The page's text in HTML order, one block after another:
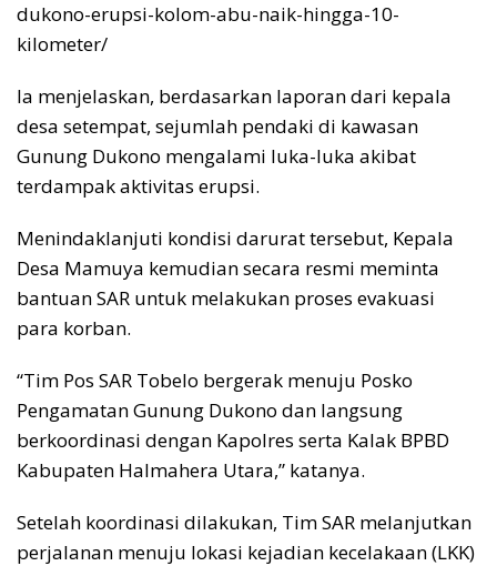
dukono-erupsi-kolom-abu-naik-hingga-10-
kilometer/
Ia menjelaskan, berdasarkan laporan dari kepala
desa setempat, sejumlah pendaki di kawasan
Gunung Dukono mengalami luka-luka akibat
terdampak aktivitas erupsi.
Menindaklanjuti kondisi darurat tersebut, Kepala
Desa Mamuya kemudian secara resmi meminta
bantuan SAR untuk melakukan proses evakuasi
para korban.
“Tim Pos SAR Tobelo bergerak menuju Posko
Pengamatan Gunung Dukono dan langsung
berkoordinasi dengan Kapolres serta Kalak BPBD
Kabupaten Halmahera Utara,” katanya.
Setelah koordinasi dilakukan, Tim SAR melanjutkan
perjalanan menuju lokasi kejadian kecelakaan (LKK)